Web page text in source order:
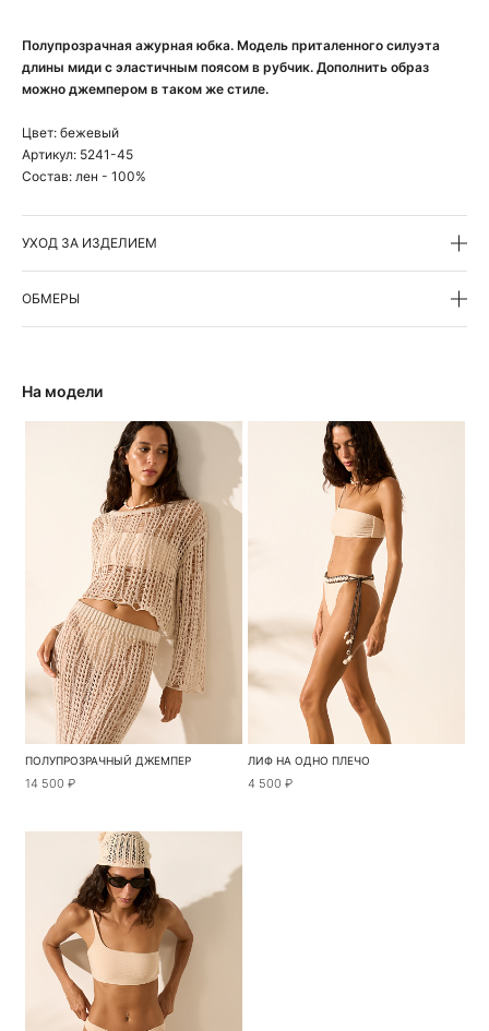
Полупрозрачная ажурная юбка. Модель приталенного силуэта
длины миди с эластичным поясом в рубчик. Дополнить образ
можно джемпером в таком же стиле.
Цвет: бежевый
Артикул: 5241-45
Состав: лен - 100%
УХОД ЗА ИЗДЕЛИЕМ
ОБМЕРЫ
На модели
ПОЛУПРОЗРАЧНЫЙ ДЖЕМПЕР
14 500 ₽
ЛИФ НА ОДНО ПЛЕЧО
4 500 ₽